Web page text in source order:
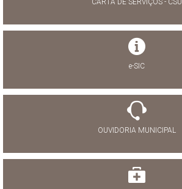
CARTA DE SERVIÇOS - CSU
e-SIC
OUVIDORIA MUNICIPAL